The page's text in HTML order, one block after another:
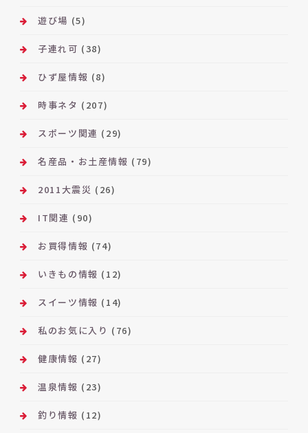
遊び場 (5)
子連れ可 (38)
ひず屋情報 (8)
時事ネタ (207)
スポーツ関連 (29)
名産品・お土産情報 (79)
2011大震災 (26)
IT関連 (90)
お買得情報 (74)
いきもの情報 (12)
スイーツ情報 (14)
私のお気に入り (76)
健康情報 (27)
温泉情報 (23)
釣り情報 (12)